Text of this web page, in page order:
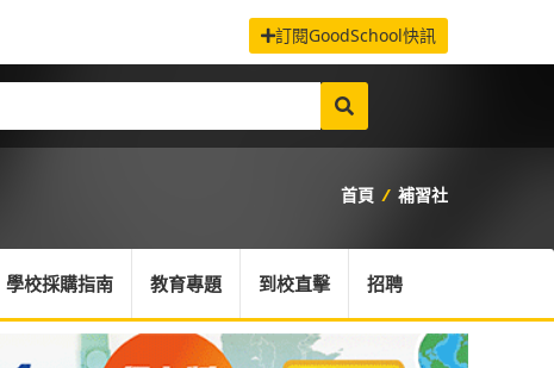
訂閱GoodSchool快訊
首頁 / 補習社
學校採購指南 教育專題 到校直擊 招聘